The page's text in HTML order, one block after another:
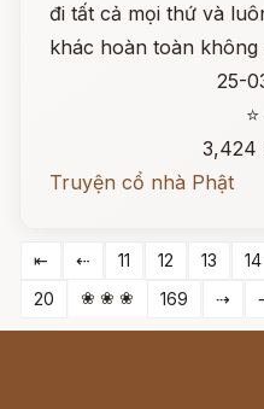
đi tất cả mọi thứ và
khác hoàn toàn không
25-
3,424
Truyện cổ nhà Phật
⇤ ⇠ 11 12 13 14
20
❀ ❀ ❀ 169 ⇢